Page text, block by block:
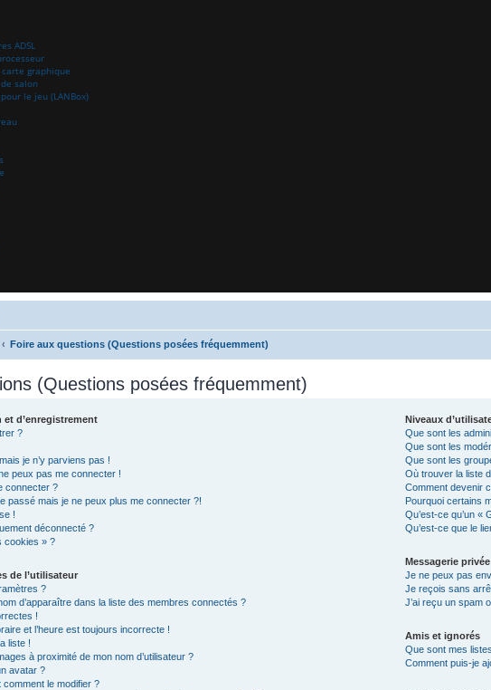
ADSL
carte graphique
salon
le jeu (LANBox)
Foire aux questions (Questions posées fréquemment)
(Questions posées fréquemment)
d’enregistrement
?
je n’y parviens pas !
peux pas me connecter !
connecter ?
passé mais je ne peux plus me connecter ?!
!
déconnecté ?
cookies » ?
de l’utilisateur
?
d’apparaître dans la liste des membres connectés ?
!
et l’heure est toujours incorrecte !
liste !
à proximité de mon nom d’utilisateur ?
avatar ?
comment le modifier ?
Niveaux
Que sont les
Que sont les
Que sont les
Où trouver la liste
Comment devenir
Pourquoi certains
Qu’est-ce qu’un «
Qu’est-ce que le
Messagerie privée
Je ne peux pas
Je reçois sans
J’ai reçu un spam
Amis et ignorés
Que sont mes
Comment puis-je